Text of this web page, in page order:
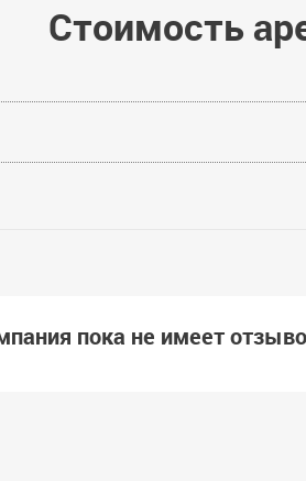
Стоимость
пока не имеет